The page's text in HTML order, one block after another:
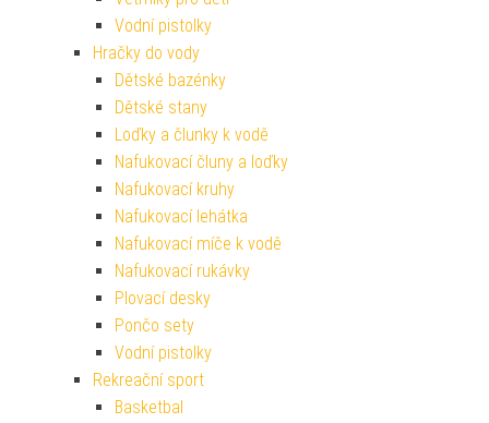
Vodní pistolky
Hračky do vody
Dětské bazénky
Dětské stany
Loďky a člunky k vodě
Nafukovací čluny a loďky
Nafukovací kruhy
Nafukovací lehátka
Nafukovací míče k vodě
Nafukovací rukávky
Plovací desky
Pončo sety
Vodní pistolky
Rekreační sport
Basketbal